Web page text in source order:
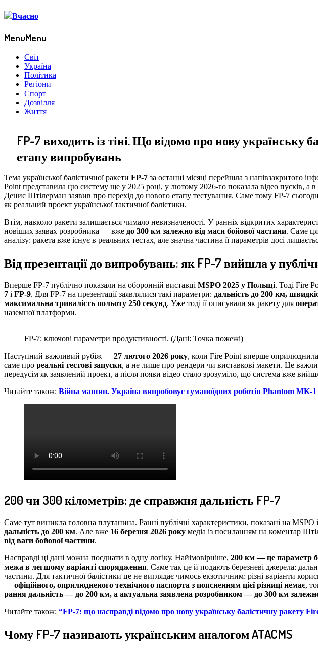
MenuMenu
Світ
Україна
Політика
Регіони
Спорт
Дозвілля
Життя
FP-7 виходить із тіні. Що відомо про нову українську
етапу випробувань
Тема української балістичної ракети FP-7 за останні місяці перейшла з напівзакритого
Point представила цю систему ще у 2025 році, у лютому 2026-го показала відео пусків, а в
Денис Штілерман заявив про перехід до нового етапу тестування. Саме тому FP-7
як реальний проект української тактичної балістики.
Втім, навколо ракети залишається чимало невизначеності. У ранніх відкритих
новіших заявах розробника — вже до 300 км залежно від маси бойової частини. Саме
аналізу: ракета вже існує в реальних тестах, але значна частина її параметрів досі
Від презентації до випробувань: як FP-7 вийшла у
Вперше FP-7 публічно показали на оборонній виставці MSPO 2025 у Польщі. Тоді Fire
7 і FP-9. Для FP-7 на презентації заявлялися такі параметри: дальність до 200 км,
максимальна тривалість польоту 250 секунд. Уже тоді її описували як ракету для
наземної платформи.
FP-7: ключові параметри продуктивності. (Дані: Точка пожежі)
Наступний важливий рубіж — 27 лютого 2026 року, коли Fire Point вперше
саме про реальні тестові запуски, а не лише про рендери чи виставкові макети. Це
передусім як заявлений проект, а після появи відео стало зрозуміло, що система вже
Читайте також: Війна машин. Україна випробовує гуманоїдних роботів Phantom MK-
200 чи 300 кілометрів: де справжня дальність FP-7
Саме тут виникла головна плутанина. Ранні публічні характеристики, показані на
дальність до 200 км. Але вже 16 березня 2026 року медіа із посиланням на коментар
від ваги бойової частини.
Насправді ці дані можна поєднати в одну логіку. Найімовірніше, 200 км — це параметр
межа в легшому варіанті спорядження. Саме так це й подають березневі джерела:
частини. Для тактичної балістики це не виглядає чимось екзотичним: різні варіанти
— офіційного, оприлюдненого технічного паспорта з поясненням цієї різниці немає,
рання дальність — до 200 км, а актуальна заявлена розробником — до 300 км
Читайте також: “FP-7: що насправді відомо про нову українську балістичну ракету
Чому FP-7 називають українським аналогом ATACMS